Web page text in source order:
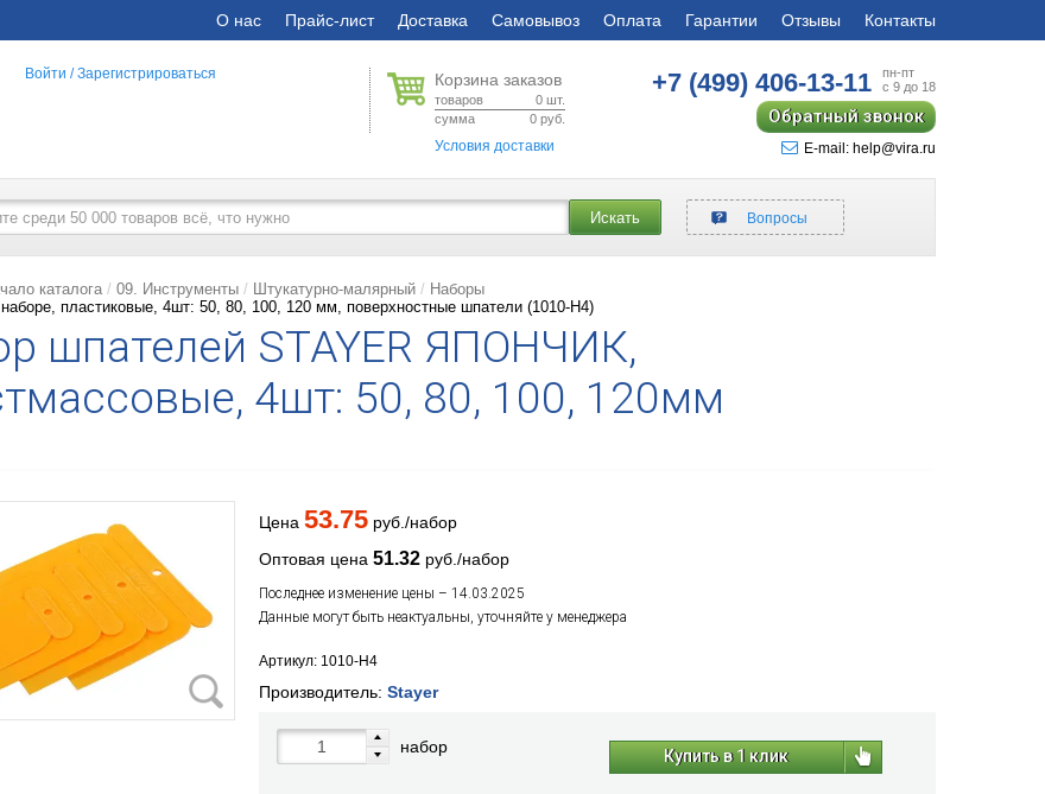
О нас Прайс-лист Доставка Самовывоз Оплата Гарантии Отзывы Контакты
Корзина заказов
товаров 0 шт.
сумма
0 руб.
Условия доставки
+7 (499)406-13-11
пн-пт
с 9 до 18
Обратный звонок
E-mail: help@vira.ru
Войти /Зарегистрироваться
Искать Вопросы
каталога 09. Инструменты Штукатурно-малярный
Наборы
пластиковые, 4шт: 50, 80, 100, 120 мм, поверхностные шпатели (1010-H4)
шпателей STAYER ЯПОНЧИК,
4шт: 50, 80, 100, 120мм
Цена 53.75руб./набор
Оптовая цена 51.32руб./набор
Последнее изменение цены – 14.03.2025
Данные могут быть неактуальны, уточняйте у менеджера
Артикул: 1010-H4
Производитель: Stayer
набор Купить в 1 клик